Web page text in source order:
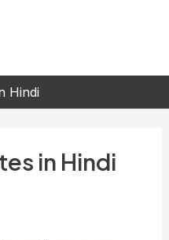
Hindi
in Hindi